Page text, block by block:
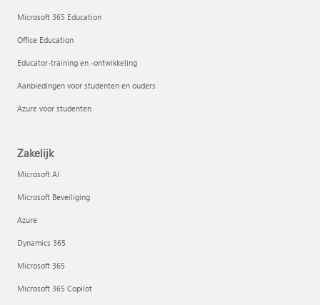
Microsoft 365 Education
Office Education
Educator-training en -ontwikkeling
Aanbiedingen voor studenten en ouders
Azure voor studenten
Zakelijk
Microsoft AI
Microsoft Beveiliging
Azure
Dynamics 365
Microsoft 365
Microsoft 365 Copilot